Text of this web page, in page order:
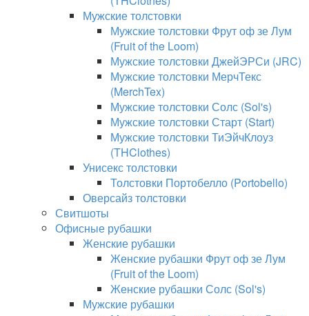
Мужские толстовки
Мужские толстовки Фрут оф зе Лум
(Fruit of the Loom)
Мужские толстовки ДжейЭРСи (JRC)
Мужские толстовки МерчТекс
(MerchTex)
Мужские толстовки Солс (Sol's)
Мужские толстовки Старт (Start)
Мужские толстовки ТиЭйчКлоуз
(THClothes)
Унисекс толстовки
Толстовки Портобелло (Portobello)
Оверсайз толстовки
Свитшоты
Офисные рубашки
Женские рубашки
Женские рубашки Фрут оф зе Лум
(Fruit of the Loom)
Женские рубашки Солс (Sol's)
Мужские рубашки